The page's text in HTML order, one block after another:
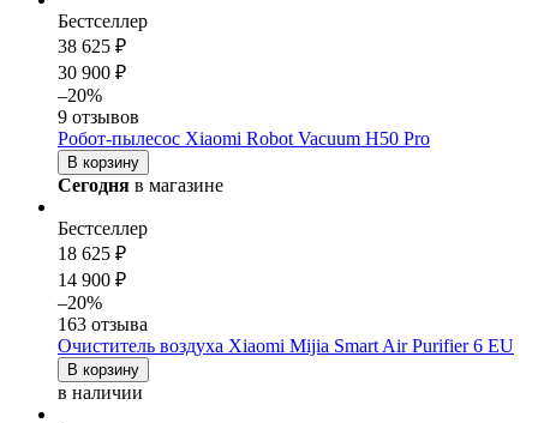
Бестселлер
38 625 ₽
30 900 ₽
–20%
9 отзывов
Робот-пылесос Xiaomi Robot Vacuum H50 Pro
В корзину
Сегодня в магазине
Бестселлер
18 625 ₽
14 900 ₽
–20%
163 отзыва
Очиститель воздуха Xiaomi Mijia Smart Air Purifier 6 EU
В корзину
в наличии